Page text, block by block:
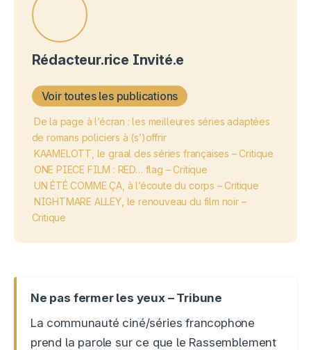
Rédacteur.rice Invité.e
Voir toutes les publications
De la page à l’écran : les meilleures séries adaptées
de romans policiers à (s’)offrir
KAAMELOTT, le graal des séries françaises – Critique
ONE PIECE FILM : RED… flag – Critique
UN ÉTÉ COMME ÇA, à l’écoute du corps – Critique
NIGHTMARE ALLEY, le renouveau du film noir –
Critique
Ne pas fermer les yeux – Tribune
La communauté ciné/séries francophone
prend la parole sur ce que le Rassemblement